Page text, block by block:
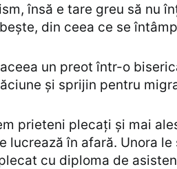
însă e tare greu să nu
din ceea ce se
un preot într-o
și sprijin pentru
prieteni plecați și mai
lucrează în afară. Unora
cu diploma de